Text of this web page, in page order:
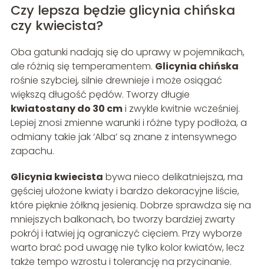
Czy lepsza będzie glicynia chińska
czy kwiecista?
Oba gatunki nadają się do uprawy w pojemnikach,
ale różnią się temperamentem. Glicynia chińska
rośnie szybciej, silnie drewnieje i może osiągać
większą długość pędów. Tworzy długie
kwiatostany do 30 cmi zwykle kwitnie wcześniej.
Lepiej znosi zmienne warunki i różne typy podłoża, a
odmiany takie jak ‘Alba’ są znane z intensywnego
zapachu.
Glicynia kwiecista bywa nieco delikatniejsza, ma
gęściej ułożone kwiaty i bardzo dekoracyjne liście,
które pięknie żółkną jesienią. Dobrze sprawdza się na
mniejszych balkonach, bo tworzy bardziej zwarty
pokrój i łatwiej ją ograniczyć cięciem. Przy wyborze
warto brać pod uwagę nie tylko kolor kwiatów, lecz
także tempo wzrostu i tolerancję na przycinanie.